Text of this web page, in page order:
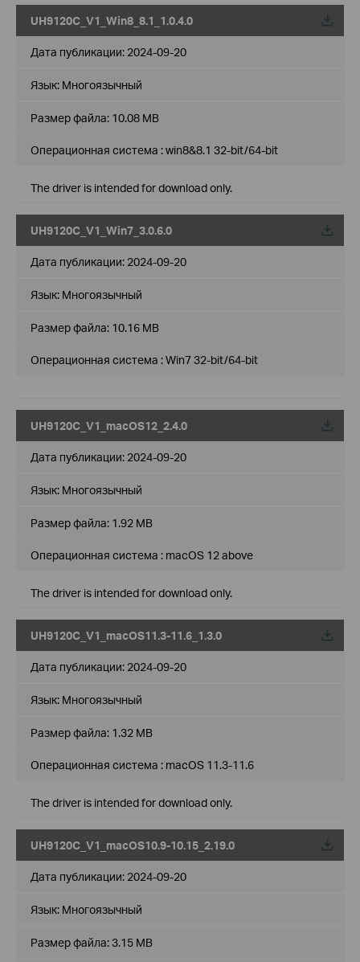
UH9120C_V1_Win8_8.1_1.0.4.0
Дата публикации: 2024-09-20
Язык: Многоязычный
Размер файла: 10.08 MB
Операционная система : win8&8.1 32-bit/64-bit
The driver is intended for download only.
UH9120C_V1_Win7_3.0.6.0
Дата публикации: 2024-09-20
Язык: Многоязычный
Размер файла: 10.16 MB
Операционная система : Win7 32-bit/64-bit
UH9120C_V1_macOS12_2.4.0
Дата публикации: 2024-09-20
Язык: Многоязычный
Размер файла: 1.92 MB
Операционная система : macOS 12 above
The driver is intended for download only.
UH9120C_V1_macOS11.3-11.6_1.3.0
Дата публикации: 2024-09-20
Язык: Многоязычный
Размер файла: 1.32 MB
Операционная система : macOS 11.3-11.6
The driver is intended for download only.
UH9120C_V1_macOS10.9-10.15_2.19.0
Дата публикации: 2024-09-20
Язык: Многоязычный
Размер файла:3.15 MB